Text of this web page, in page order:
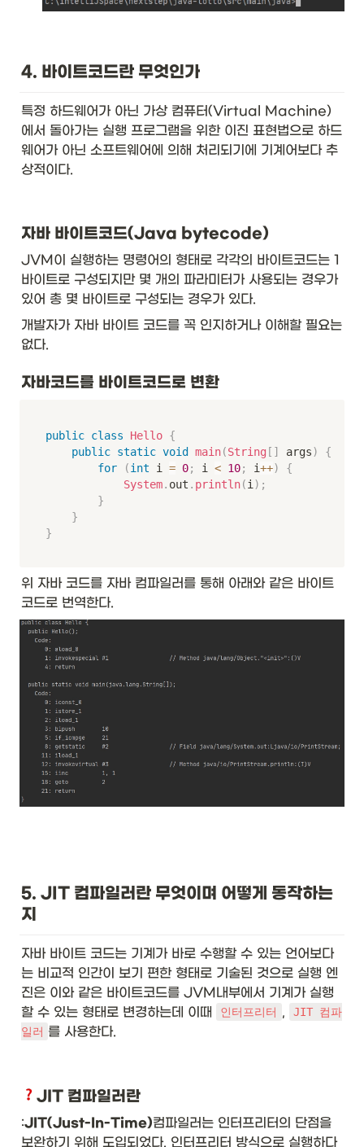
4. 바이트코드란 무엇인가
특정 하드웨어가 아닌 가상 컴퓨터(Virtual Machine)
에서 돌아가는 실행 프로그램을 위한 이진 표현법으로 하드
웨어가 아닌 소프트웨어에 의해 처리되기에 기계어보다 추
상적이다.
자바 바이트코드(Java bytecode)
JVM이 실행하는 명령어의 형태로 각각의 바이트코드는 1
바이트로 구성되지만 몇 개의 파라미터가 사용되는 경우가
있어 총 몇 바이트로 구성되는 경우가 있다.
개발자가 자바 바이트 코드를 꼭 인지하거나 이해할 필요는
없다.
자바코드를 바이트코드로 변환
public class Hello {
public static void main(String [ ] args)
{
for
(int i = 0; i < 10; i++)
{
System. out . println(i) ;
}
}
}
위 자바 코드를 자바 컴파일러를 통해 아래와 같은 바이트
코드로 번역한다.
5. JIT 컴파일러란 무엇이며 어떻게 동작하는
지
자바 바이트 코드는 기계가 바로 수행할 수 있는 언어보다
는 비교적 인간이 보기 편한 형태로 기술된 것으로 실행 엔
진은 이와 같은 바이트코드를 JVM내부에서 기계가 실행
할 수 있는 형태로 변경하는데 이때
인터프리터 ,
JIT 컴파
일러 를 사용한다.
JIT 컴파일러란
:JIT(Just-In-Time)컴파일러는 인터프리터의 단점을
보완하기 위해 도입되었다. 인터프리터 방식으로 실행하다